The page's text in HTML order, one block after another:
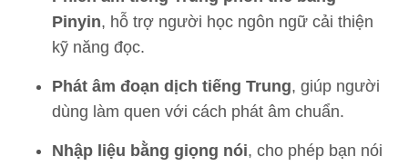
Pinyin, hỗ trợ người học ngôn ngữ cải thiện
kỹ năng đọc.
Phát âm đoạn dịch tiếng Trung, giúp người
dùng làm quen với cách phát âm chuẩn.
Nhập liệu bằng giọng nói, cho phép bạn nói